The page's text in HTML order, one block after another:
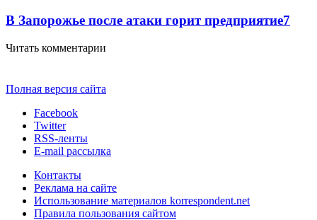
В Запорожье после атаки горит предприятие7
Читать комментарии
Полная версия сайта
Facebook
Twitter
RSS-ленты
E-mail рассылка
Контакты
Реклама на сайте
Использование материалов korrespondent.net
Правила пользования сайтом